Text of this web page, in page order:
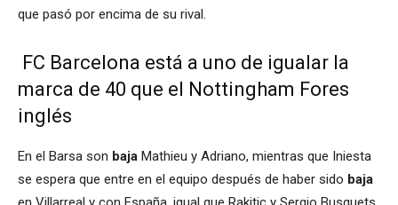
que pasó por encima de su rival.
FC Barcelona está a uno de igualar la
marca de 40 que el Nottingham Fores
inglés
En el Barsa son baja Mathieu y Adriano, mientras que Iniesta
se espera que entre en el equipo después de haber sido baja